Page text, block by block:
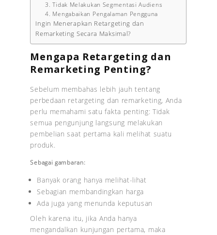
3. Tidak Melakukan Segmentasi Audiens
4. Mengabaikan Pengalaman Pengguna
Ingin Menerapkan Retargeting dan
Remarketing Secara Maksimal?
Mengapa Retargeting dan
Remarketing Penting?
Sebelum membahas lebih jauh tentang
perbedaan retargeting dan remarketing, Anda
perlu memahami satu fakta penting: Tidak
semua pengunjung langsung melakukan
pembelian saat pertama kali melihat suatu
produk.
Sebagai gambaran:
Banyak orang hanya melihat-lihat
Sebagian membandingkan harga
Ada juga yang menunda keputusan
Oleh karena itu, jika Anda hanya
mengandalkan kunjungan pertama, maka